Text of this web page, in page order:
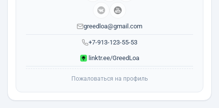
+7-913-123-55-53
greedloa@gmail.com
linktr.ee/GreedLoa
Пожаловаться на профиль